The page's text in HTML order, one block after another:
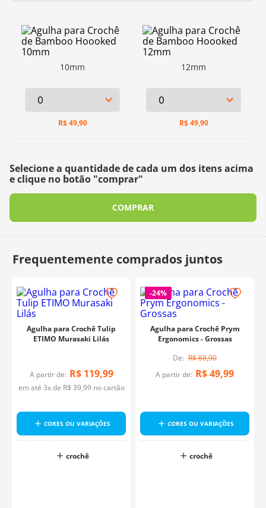
10mm
R$49,90
12mm
R$49,90
Selecione a quantidade de cada um dos itens acima
e clique no botão "comprar"
COMPRAR
Agulha para Crochê Tulip
ETIMO Murasaki Lilás
A partir de: R$ 119,99
em até 3x de R$ 39,99 no cartão
CORES OU VARIAÇÕES
crochê
-24%
Agulha para Crochê Prym
Ergonomics - Grossas
R$88,90
A partir de: R$49,99
CORES OU VARIAÇÕES
crochê